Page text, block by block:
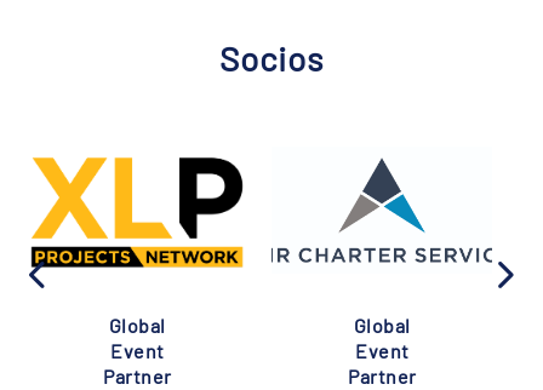
Socios
Global
Event
Partner
Global
Event
Partner